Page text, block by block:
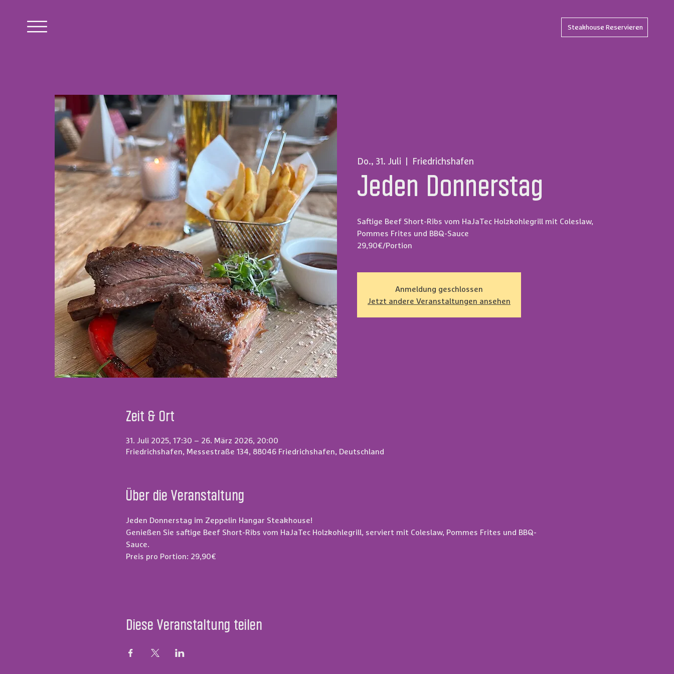
Steakhouse Reservieren
Do., 31. Juli
  |
Friedrichshafen
Jeden Donnerstag
Saftige Beef Short-Ribs vom HaJaTec Holzkohlegrill mit Coleslaw,
Pommes Frites und BBQ-Sauce
Anmeldung geschlossen
Jetzt andere Veranstaltungen ansehen
Zeit & Ort
31. Juli 2025, 17:30 – 26. März 2026, 20:00
Friedrichshafen, Messestraße 134, 88046 Friedrichshafen, Deutschland
Über die Veranstaltung
Jeden Donnerstag im Zeppelin Hangar Steakhouse!
Genießen Sie saftige Beef Short-Ribs vom HaJaTec Holzkohlegrill, serviert mit Coleslaw, Pommes Frites und BBQ-
Sauce.
Preis pro Portion: 29,90€
Diese Veranstaltung teilen